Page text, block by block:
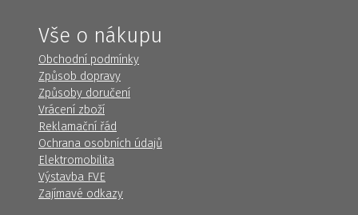
Vše o nákupu
Obchodní podmínky
Způsob dopravy
Způsoby doručení
Vrácení zboží
Reklamační řád
Ochrana osobních údajů
Elektromobilita
Výstavba FVE
Zajímavé odkazy